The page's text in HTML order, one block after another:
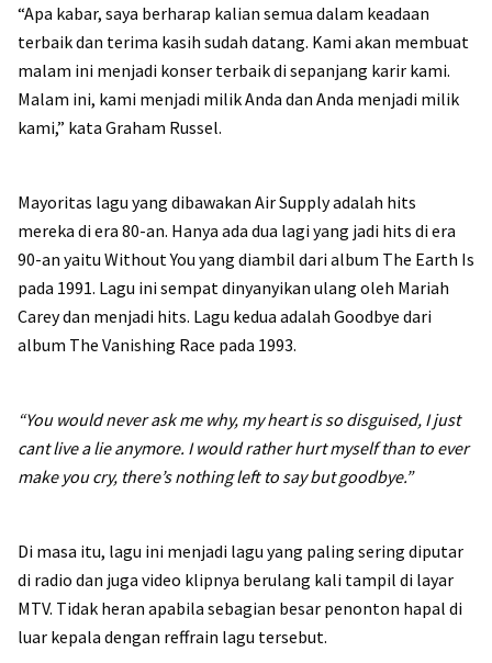
“Apa kabar, saya berharap kalian semua dalam keadaan
terbaik dan terima kasih sudah datang. Kami akan membuat
malam ini menjadi konser terbaik di sepanjang karir kami.
Malam ini, kami menjadi milik Anda dan Anda menjadi milik
kami,” kata Graham Russel.
Mayoritas lagu yang dibawakan Air Supply adalah hits
mereka di era 80-an. Hanya ada dua lagi yang jadi hits di era
90-an yaitu Without You yang diambil dari album The Earth Is
pada 1991. Lagu ini sempat dinyanyikan ulang oleh Mariah
Carey dan menjadi hits. Lagu kedua adalah Goodbye dari
album The Vanishing Race pada 1993.
“You would never ask me why, my heart is so disguised, I just
cant live a lie anymore. I would rather hurt myself than to ever
make you cry, there’s nothing left to say but goodbye.”
Di masa itu, lagu ini menjadi lagu yang paling sering diputar
di radio dan juga video klipnya berulang kali tampil di layar
MTV. Tidak heran apabila sebagian besar penonton hapal di
luar kepala dengan reffrain lagu tersebut.